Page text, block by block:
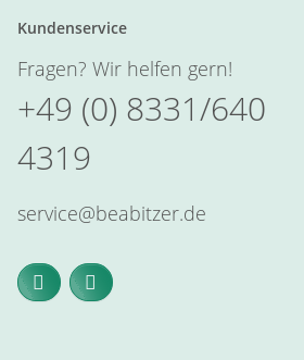
Kundenservice
Fragen? Wir helfen gern!
+49 (0) 8331/640
4319
service@beabitzer.de